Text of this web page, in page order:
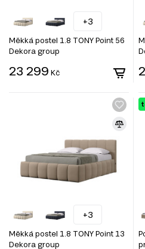
+3
Měkká postel 1.8 TONY Point 56
Dekora group
23 299 Kč
+3
Měkká postel 1.8 TONY Point 13
Dekora group